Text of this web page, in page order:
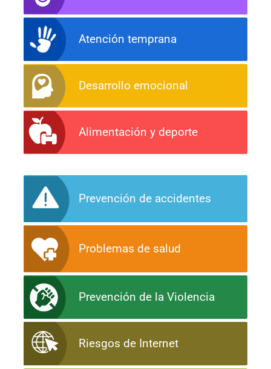
Atención temprana
Desarrollo emocional
Alimentación y deporte
Prevención de accidentes
Problemas de salud
Prevención de la Violencia
Riesgos de Internet